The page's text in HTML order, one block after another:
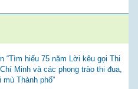
“Tìm hiểu 75 năm Lời kêu gọi Thi
Minh và các phong trào thi đua,
Thành phố”